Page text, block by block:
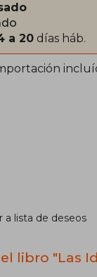
a 20 días háb.
a lista de deseos
libro "Las